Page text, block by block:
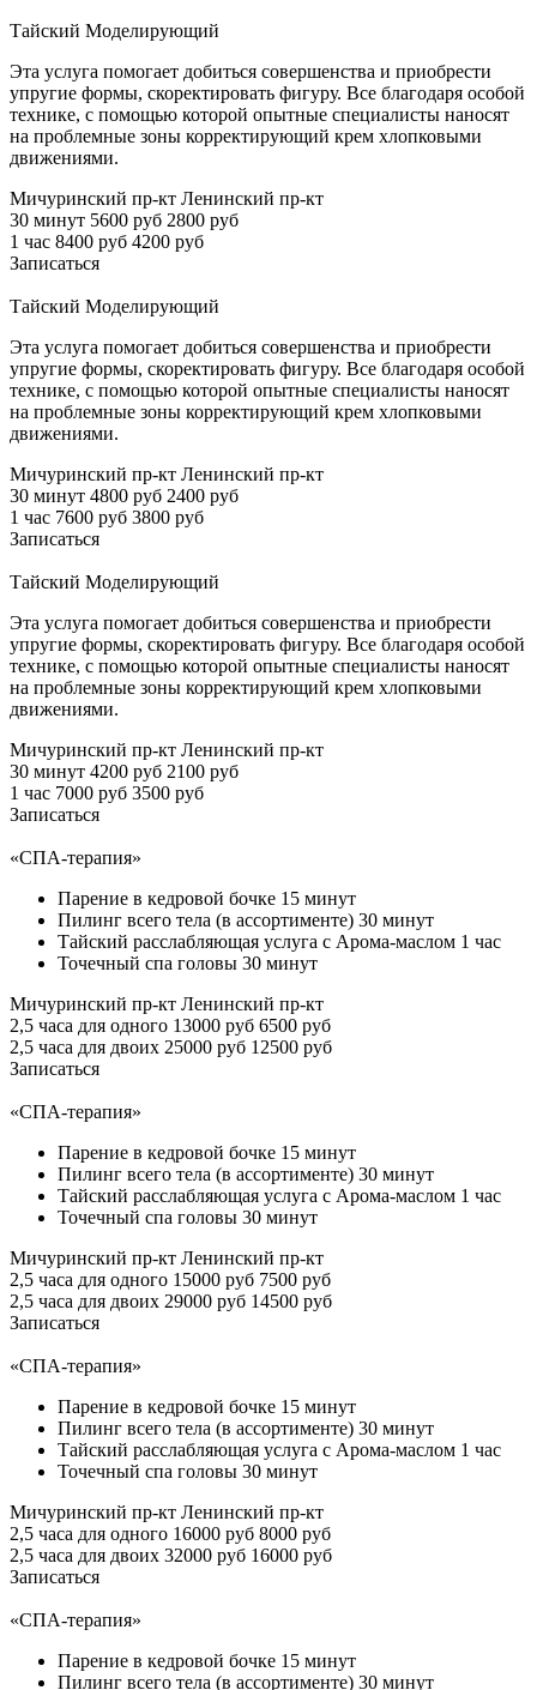
Тайский Моделирующий
Эта услуга помогает добиться совершенства и приобрести
упругие формы, скоректировать фигуру. Все благодаря особой
технике, с помощью которой опытные специалисты наносят
на проблемные зоны корректирующий крем хлопковыми
движениями.
Мичуринский пр-кт Ленинский пр-кт
30 минут 5600 руб 2800 руб
1 час 8400 руб 4200 руб
Записаться
Тайский Моделирующий
Эта услуга помогает добиться совершенства и приобрести
упругие формы, скоректировать фигуру. Все благодаря особой
технике, с помощью которой опытные специалисты наносят
на проблемные зоны корректирующий крем хлопковыми
движениями.
Мичуринский пр-кт Ленинский пр-кт
30 минут 4800 руб 2400 руб
1 час 7600 руб 3800 руб
Записаться
Тайский Моделирующий
Эта услуга помогает добиться совершенства и приобрести
упругие формы, скоректировать фигуру. Все благодаря особой
технике, с помощью которой опытные специалисты наносят
на проблемные зоны корректирующий крем хлопковыми
движениями.
Мичуринский пр-кт Ленинский пр-кт
30 минут 4200 руб 2100 руб
1 час 7000 руб 3500 руб
Записаться
«СПА-терапия»
Парение в кедровой бочке 15 минут
Пилинг всего тела (в ассортименте) 30 минут
Тайский расслабляющая услуга с Арома-маслом 1 час
Точечный спа головы 30 минут
Мичуринский пр-кт Ленинский пр-кт
2,5 часа для одного 13000 руб 6500 руб
2,5 часа для двоих 25000 руб 12500 руб
Записаться
«СПА-терапия»
Парение в кедровой бочке 15 минут
Пилинг всего тела (в ассортименте) 30 минут
Тайский расслабляющая услуга с Арома-маслом 1 час
Точечный спа головы 30 минут
Мичуринский пр-кт Ленинский пр-кт
2,5 часа для одного 15000 руб 7500 руб
2,5 часа для двоих 29000 руб 14500 руб
Записаться
«СПА-терапия»
Парение в кедровой бочке 15 минут
Пилинг всего тела (в ассортименте) 30 минут
Тайский расслабляющая услуга с Арома-маслом 1 час
Точечный спа головы 30 минут
Мичуринский пр-кт Ленинский пр-кт
2,5 часа для одного 16000 руб 8000 руб
2,5 часа для двоих 32000 руб 16000 руб
Записаться
«СПА-терапия»
Парение в кедровой бочке 15 минут
Пилинг всего тела (в ассортименте) 30 минут